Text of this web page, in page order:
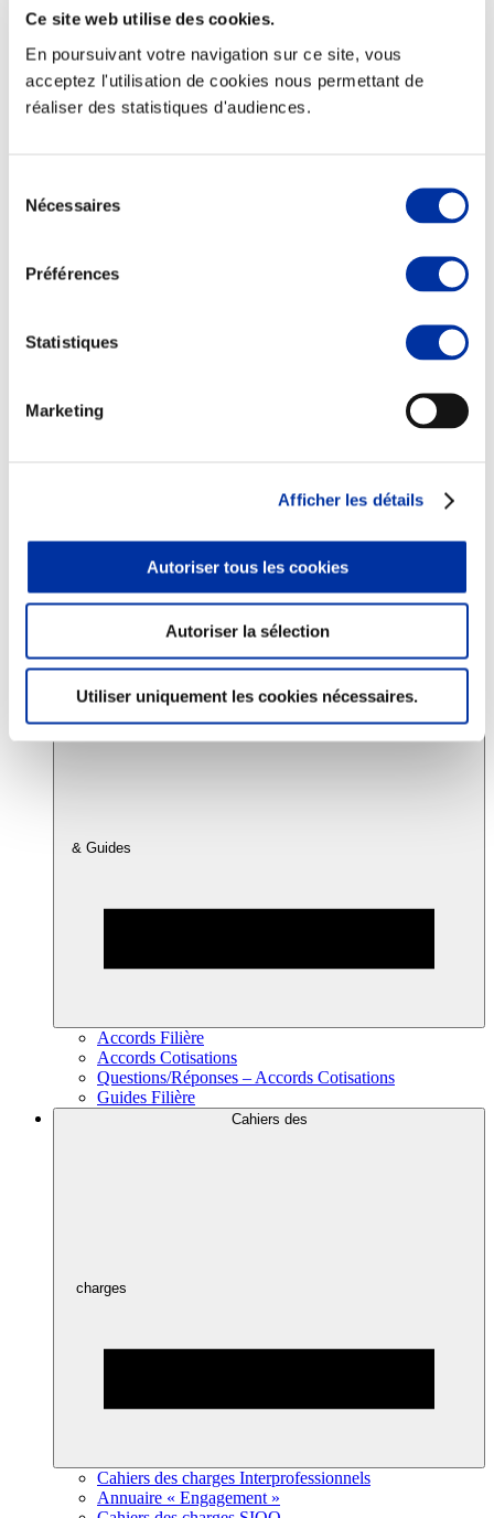
Ce site web utilise des cookies.
En poursuivant votre navigation sur ce site, vous
acceptez l'utilisation de cookies nous permettant de
réaliser des statistiques d'audiences.
Nécessaires
Préférences
Statistiques
Marketing
Afficher les détails
Autoriser tous les cookies
Autoriser la sélection
Utiliser uniquement les cookies nécessaires.
Elevage
Alimentation de qualité, raisonnée et durable
Consommation
Sécurité sanitaire
Viandes et santé
Info-veille scientifique
Sources d’information
& Guides
Accords Filière
Accords Cotisations
Questions/Réponses – Accords Cotisations
Guides Filière
Cahiers des
charges
Cahiers des charges Interprofessionnels
Annuaire « Engagement »